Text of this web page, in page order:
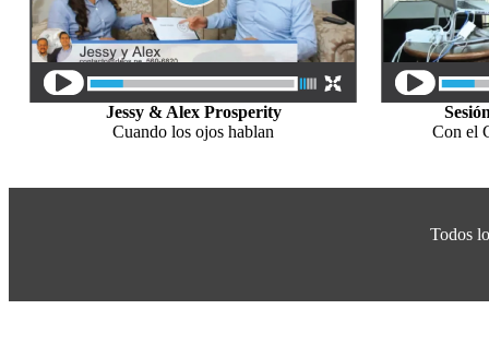
Jessy & Alex Prosperity
Cuando los ojos hablan
Con el
Todos